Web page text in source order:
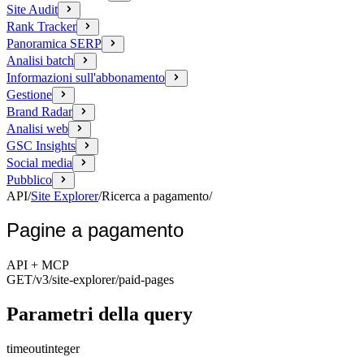
Site Audit
Rank Tracker
Panoramica SERP
Analisi batch
Informazioni sull'abbonamento
Gestione
Brand Radar
Analisi web
GSC Insights
Social media
Pubblico
API/Site Explorer/Ricerca a pagamento/
Pagine a pagamento
API + MCP
GET/v3/site-explorer/paid-pages
Parametri della query
timeoutinteger